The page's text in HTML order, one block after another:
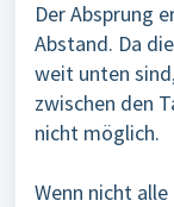
Der Absprung
Abstand. Da
weit unten
zwischen den
nicht möglich.
Wenn nicht